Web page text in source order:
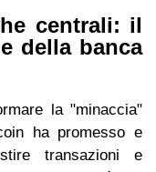
centrali: il
della banca
la "minaccia"
ha promesso e
transazioni e